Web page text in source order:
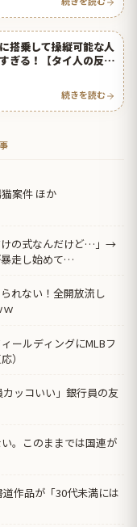
搭乗して操縦可能な人
ぎる！【タイ人の反
続きを読む
案件 ほか
けの式なんだけど…」→
走し始めて…
れない！全開放流し
ールディングにMLBフ
）
カッコいい」銀行員の友
。このままでは国連が
道作品が「30代未満には